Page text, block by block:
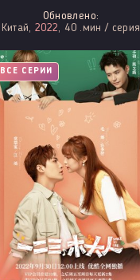
Обновлено:
Китай,2022 , 40 .мин / серия
ВСЕ СЕРИИ